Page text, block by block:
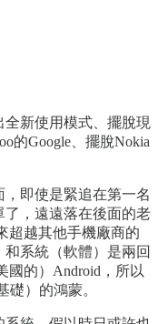
新使用模式、擺脫現
的Google、擺脫Nokia
即使是緊追在第一名
，遠遠落在後面的老
超越其他手機廠商的
系統（軟體）是兩回
國的）Android，所以
礎）的鴻蒙。